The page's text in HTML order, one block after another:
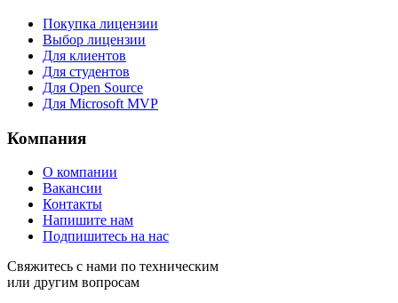
Покупка лицензии
Выбор лицензии
Для клиентов
Для студентов
Для Open Source
Для Microsoft MVP
Компания
О компании
Вакансии
Контакты
Напишите нам
Подпишитесь на нас
Свяжитесь с нами по техническим
или другим вопросам